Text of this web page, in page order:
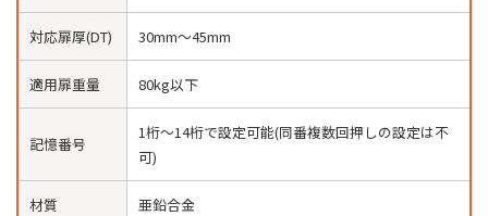
対応扉厚(DT) 30mm〜45mm
適用扉重量 80kg以下
記憶番号
1桁〜14桁で設定可能(同番複数回押しの設定は不
可)
材質 亜鉛合金